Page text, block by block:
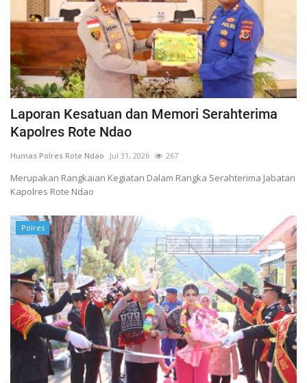
Laporan Kesatuan dan Memori Serahterima
Kapolres Rote Ndao
Humas Polres Rote Ndao Jul 31, 2026 267
Merupakan Rangkaian Kegiatan Dalam Rangka Serahterima Jabatan
Kapolres Rote Ndao
Polres